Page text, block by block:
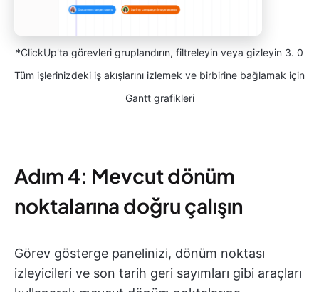
*ClickUp'ta görevleri gruplandırın, filtreleyin veya gizleyin 3. 0
Tüm işlerinizdeki iş akışlarını izlemek ve birbirine bağlamak için
Gantt grafikleri
Adım 4: Mevcut dönüm
noktalarına doğru çalışın
Görev gösterge panelinizi, dönüm noktası
izleyicileri ve son tarih geri sayımları gibi araçları